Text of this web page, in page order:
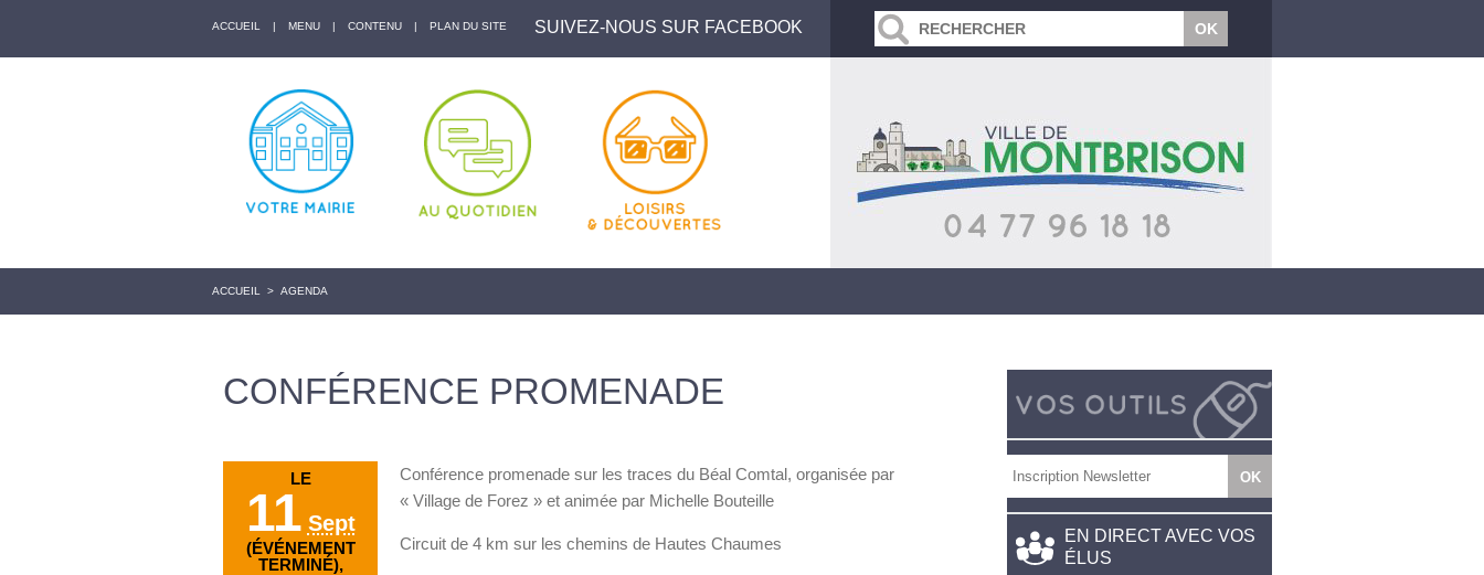
ACCUEIL | MENU | CONTENU | PLAN DU SITE SUIVEZ-NOUS SUR FACEBOOK
ACCUEIL > AGENDA
CONFÉRENCE PROMENADE
LE
11 Sept
(ÉVÉNEMENT
TERMINÉ),
Conférence promenade sur les traces du Béal Comtal, organisée par
« Village de Forez » et animée par Michelle Bouteille
Circuit de 4 km sur les chemins de Hautes Chaumes
EN DIRECT AVEC VOS
ÉLUS